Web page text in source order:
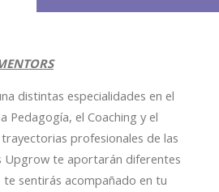
distintas especialidades en el
Pedagogía, el Coaching y el
profesionales de las
Upgrow te aportarán diferentes
sentirás acompañado en tu